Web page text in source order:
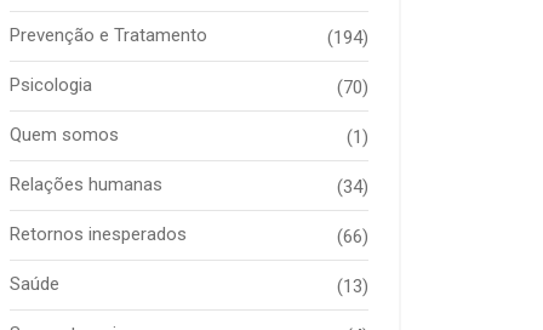
Prevenção e Tratamento (194)
Psicologia (70)
Quem somos (1)
Relações humanas (34)
Retornos inesperados (66)
Saúde (13)